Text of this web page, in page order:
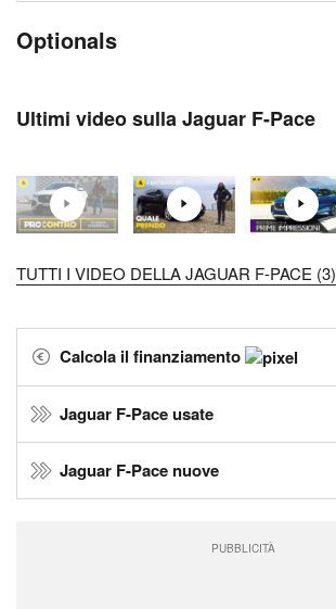
Optionals
Ultimi video sulla Jaguar F-Pace
TUTTI I VIDEO DELLA JAGUAR F-PACE (3)
Calcola il finanziamento
Jaguar F-Pace usate
Jaguar F-Pace nuove
PUBBLICITÀ